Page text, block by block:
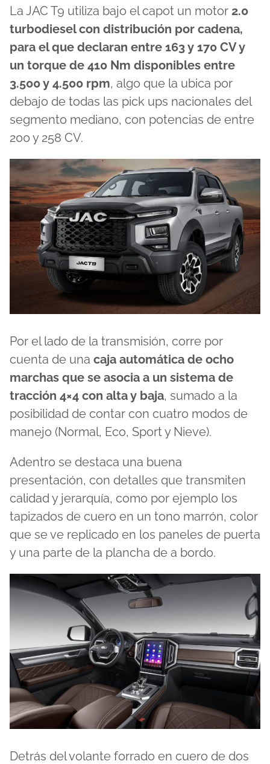
La JAC T9 utiliza bajo el capot un motor 2.0
turbodiesel con distribución por cadena,
para el que declaran entre 163 y 170 CV y
un torque de 410 Nm disponibles entre
3.500 y 4.500 rpm, algo que la ubica por
debajo de todas las pick ups nacionales del
segmento mediano, con potencias de entre
200 y 258 CV.
Por el lado de la transmisión, corre por
cuenta de una caja automática de ocho
marchas que se asocia a un sistema de
tracción 4×4 con alta y baja, sumado a la
posibilidad de contar con cuatro modos de
manejo (Normal, Eco, Sport y Nieve).
Adentro se destaca una buena
presentación, con detalles que transmiten
calidad y jerarquía, como por ejemplo los
tapizados de cuero en un tono marrón, color
que se ve replicado en los paneles de puerta
y una parte de la plancha de a bordo.
Detrás del volante forrado en cuero de dos